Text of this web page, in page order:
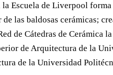
Escuela de Liverpool
las baldosas cerámicas;
de Cátedras de Cerámica
de Arquitectura de la
de la Universidad